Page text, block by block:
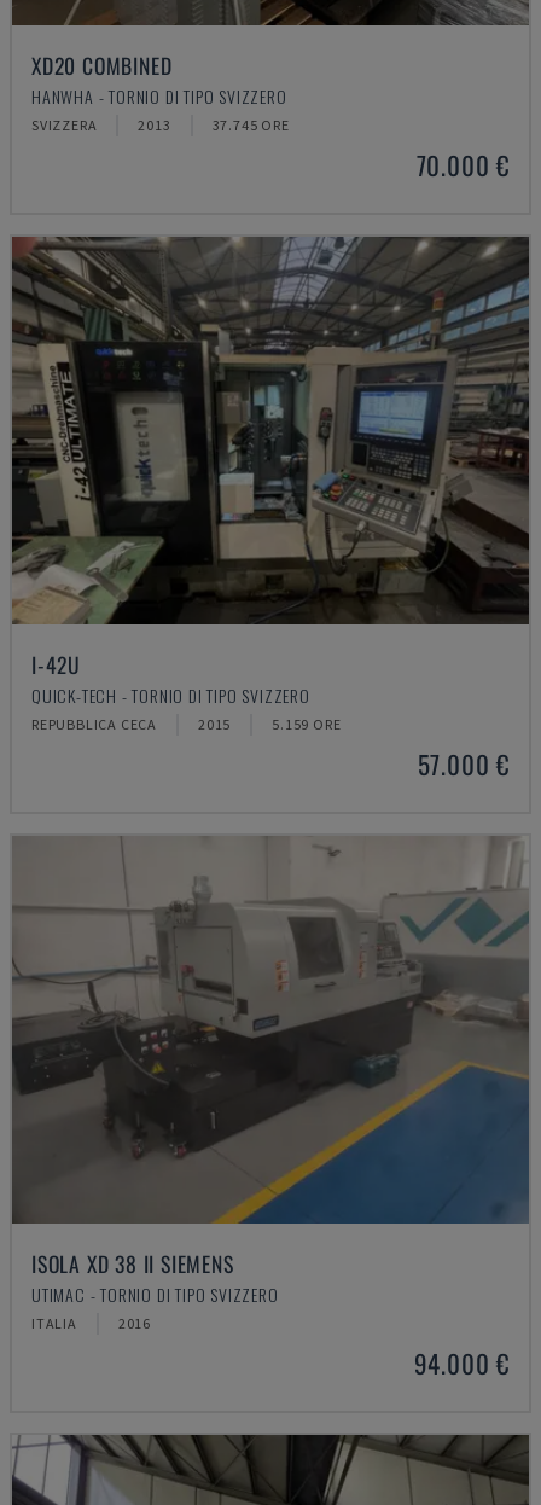
XD20 COMBINED
HANWHA - TORNIO DI TIPO SVIZZERO
SVIZZERA 2013 37.745 ORE
70.000 €
I-42U
QUICK-TECH - TORNIO DI TIPO SVIZZERO
REPUBBLICA CECA 2015 5.159 ORE
57.000 €
ISOLA XD 38 II SIEMENS
UTIMAC - TORNIO DI TIPO SVIZZERO
ITALIA 2016
94.000 €